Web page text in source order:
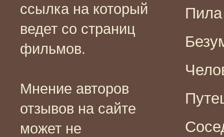
ссылка на который
ведет со страниц
фильмов.
Мнение авторов
отзывов на сайте
может не
Пила